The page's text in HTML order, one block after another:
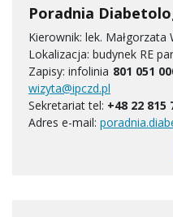
Poradnia
Kierownik: lek. Małgorzata
Lokalizacja: budynek RE
Zapisy: infolinia 801 051
wizyta@ipczd.pl
Sekretariat tel: +48 22 815
Adres e-mail: